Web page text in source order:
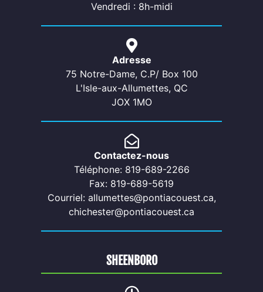
Vendredi : 8h-midi
Adresse
75 Notre-Dame, C.P/ Box 100
L'Isle-aux-Allumettes, QC
JOX 1MO
Contactez-nous
Téléphone: 819-689-2266
Fax: 819-689-5619
Courriel: allumettes@pontiacouest.ca,
chichester@pontiacouest.ca
SHEENBORO